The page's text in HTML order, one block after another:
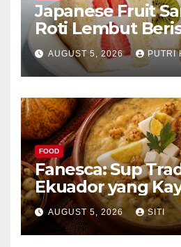
Japanese Fruit
Roti Lembut
Segar yang
AUGUST 5, 2026 PUTRI
FOOD
Fanesca: Sup
Ekuador yang
dan Rasa
AUGUST 5, 2026 SITI